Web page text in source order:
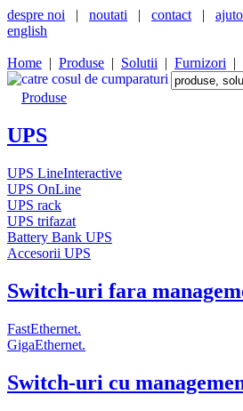
despre noi | noutati | contact |
english
Home | Produse | Solutii | Furnizori |
Produse
UPS
UPS LineInteractive
UPS OnLine
UPS rack
UPS trifazat
Battery Bank UPS
Accesorii UPS
Switch-uri fara
FastEthernet.
GigaEthernet.
Switch-uri cu